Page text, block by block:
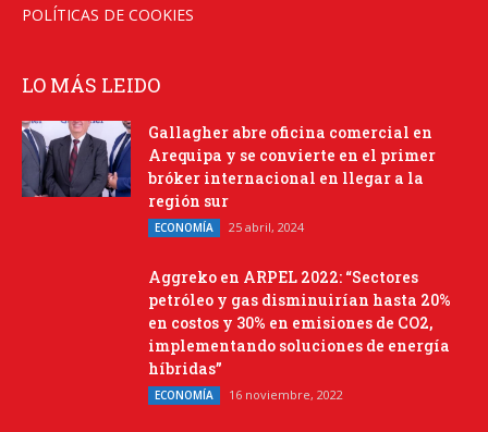
POLÍTICAS DE COOKIES
LO MÁS LEIDO
Gallagher abre oficina comercial en
Arequipa y se convierte en el primer
bróker internacional en llegar a la
región sur
ECONOMÍA 25 abril, 2024
Aggreko en ARPEL 2022: “Sectores
petróleo y gas disminuirían hasta 20%
en costos y 30% en emisiones de CO2,
implementando soluciones de energía
híbridas”
ECONOMÍA 16 noviembre, 2022